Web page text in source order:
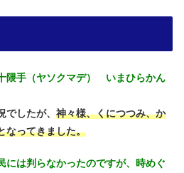
隈手（ヤソクマデ） いまひらかん
したが、 神々様、くにつつみ、か
なってきました。
には判らなかったのですが、時めぐ